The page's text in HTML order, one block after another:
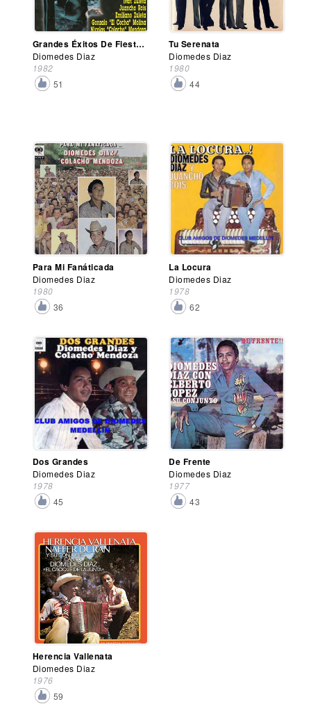
Grandes Éxitos De Fiesta Vallenata
Diomedes Diaz
1982
51
Tu Serenata
Diomedes Diaz
1980
44
Para Mi Fanáticada
Diomedes Diaz
1980
36
La Locura
Diomedes Diaz
1978
62
Dos Grandes
Diomedes Diaz
1978
45
De Frente
Diomedes Diaz
1977
43
Herencia Vallenata
Diomedes Diaz
1976
59